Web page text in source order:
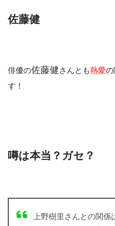
佐藤健
俳優の佐藤健さんとも熱愛の
す！
噂は本当？ガセ？
上野樹里さんとの関係